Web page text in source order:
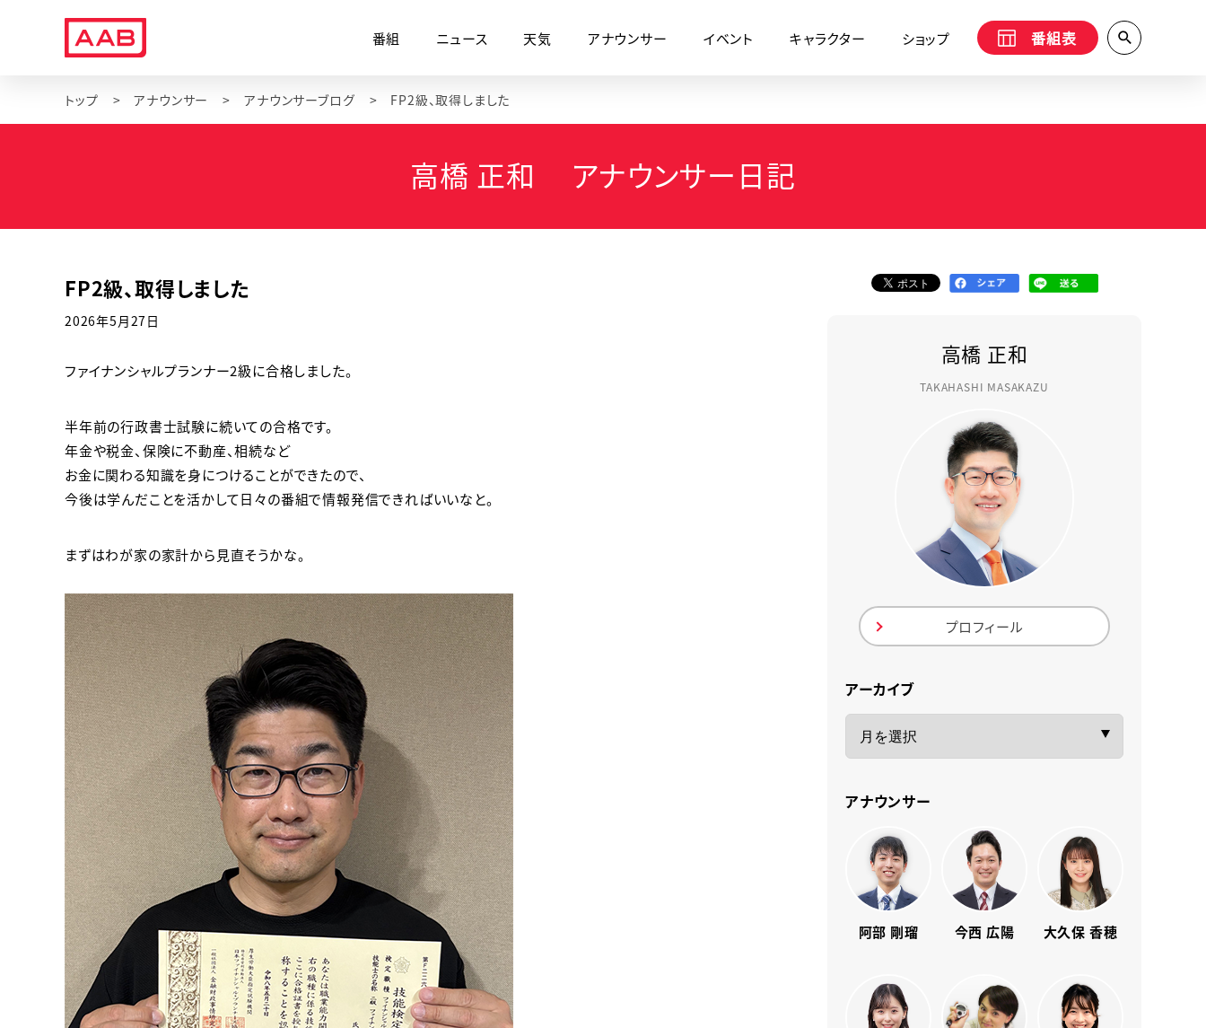
番組 ニュース 天気 アナウンサー イベント キャラクター ショップ 番組表
トップ アナウンサー アナウンサーブログ FP2級、取得しました
高橋 正和 アナウンサー日記
FP2級、取得しました
2026年5月27日
ファイナンシャルプランナー2級に合格しました。
半年前の行政書士試験に続いての合格です。
年金や税金、保険に不動産、相続など
お金に関わる知識を身につけることができたので、
今後は学んだことを活かして日々の番組で情報発信できればいいなと。
まずはわが家の家計から見直そうかな。
高橋 正和
TAKAHASHI MASAKAZU
プロフィール
アーカイブ
アナウンサー
阿部 剛瑠 今西 広陽 大久保 香穂